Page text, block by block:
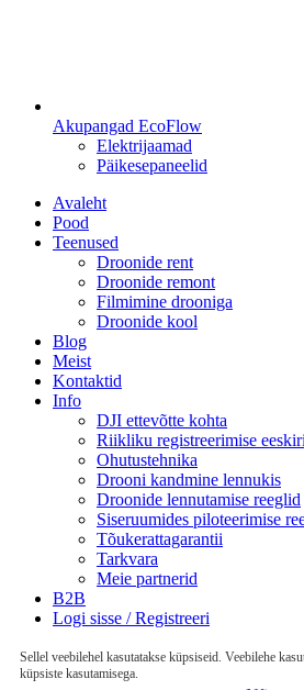
Akupangad EcoFlow
Elektrijaamad
Päikesepaneelid
Avaleht
Pood
Teenused
Droonide rent
Droonide remont
Filmimine drooniga
Droonide kool
Blog
Meist
Kontaktid
Info
DJI ettevõtte kohta
Riikliku registreerimise eeskiri
Ohutustehnika
Drooni kandmine lennukis
Droonide lennutamise reeglid
Siseruumides piloteerimise
Tõukerattagarantii
Tarkvara
Meie partnerid
B2B
Logi sisse / Registreeri
Sellel veebilehel kasutatakse küpsiseid. Veebilehe
küpsiste kasutamisega.